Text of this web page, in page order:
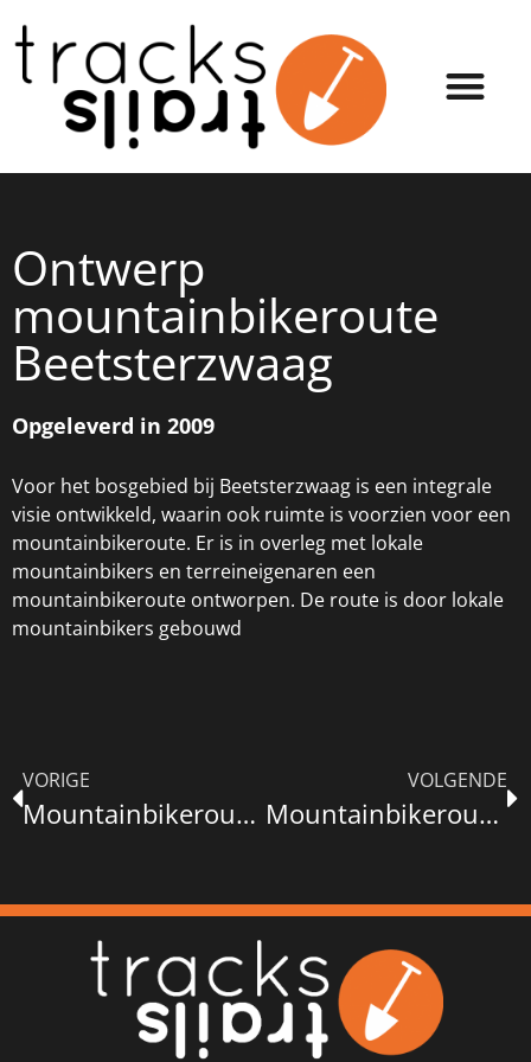
Ontwerp
mountainbikeroute
Beetsterzwaag
Opgeleverd in 2009
Voor het bosgebied bij Beetsterzwaag is een integrale
visie ontwikkeld, waarin ook ruimte is voorzien voor een
mountainbikeroute. Er is in overleg met lokale
mountainbikers en terreineigenaren een
mountainbikeroute ontworpen. De route is door lokale
mountainbikers gebouwd
VORIGE
Mountainbikeroute Westerveld (Zwolle)
VOLGENDE
Mountainbikeroute Twickel 2010 (routenetwerk Twente)